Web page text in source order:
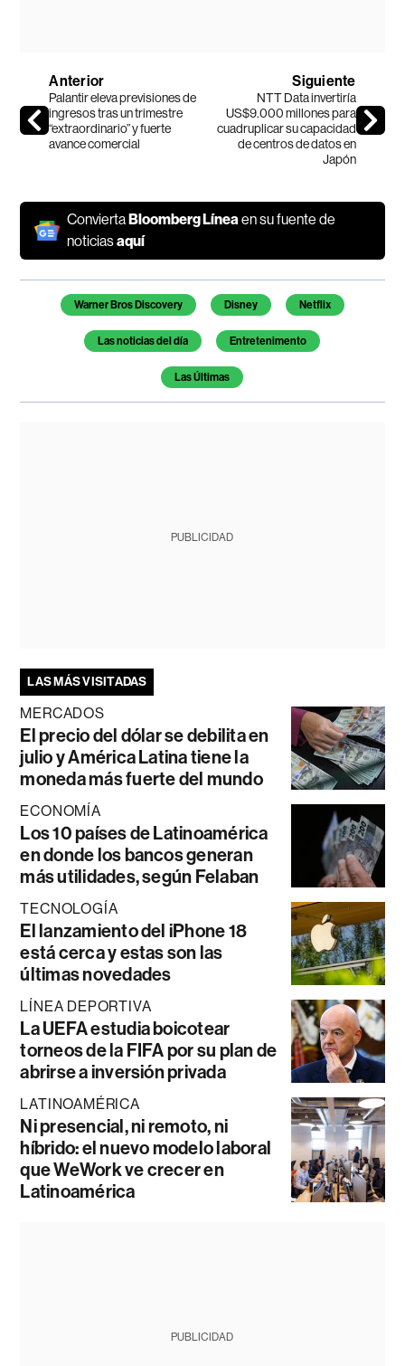
Anterior
Palantir eleva previsiones de
ingresos tras un trimestre
“extraordinario” y fuerte
avance comercial
Siguiente
NTT Data invertiría
US$9.000 millones para
cuadruplicar su capacidad
de centros de datos en
Japón
ConviertaBloomberg Líneaen su fuente de
noticiasaquí
Temas de este artículo
Warner Bros Discovery Disney Netflix
Las noticias del día Entretenimento
Las Últimas
PUBLICIDAD
LAS MÁS VISITADAS
MERCADOS
El precio del dólar se debilita en
julio y América Latina tiene la
moneda más fuerte del mundo
ECONOMÍA
Los 10 países de Latinoamérica
en donde los bancos generan
más utilidades, según Felaban
TECNOLOGÍA
El lanzamiento del iPhone 18
está cerca y estas son las
últimas novedades
LÍNEA DEPORTIVA
La UEFA estudia boicotear
torneos de la FIFA por su plan de
abrirse a inversión privada
LATINOAMÉRICA
Ni presencial, ni remoto, ni
híbrido: el nuevo modelo laboral
que WeWork ve crecer en
Latinoamérica
PUBLICIDAD